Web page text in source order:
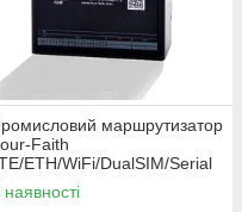
маршрутизатор
Faith
ETH/WiFi/DualSIM/Serial
TB-01-RS232)
наявності